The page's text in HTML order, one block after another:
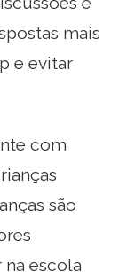
mais
e evitar
com
são
escola